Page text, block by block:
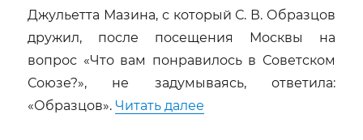
Джульетта Мазина, с который С. В. Образцов
дружил, после посещения Москвы на
вопрос «Что вам понравилось в Советском
Союзе?», не задумываясь, ответила:
«Образцов». Читать далее